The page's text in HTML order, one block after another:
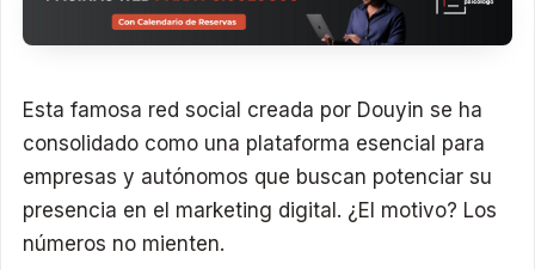
Esta famosa red social creada por Douyin se ha
consolidado como una plataforma esencial para
empresas y autónomos que buscan potenciar su
presencia en el marketing digital. ¿El motivo? Los
números no mienten.